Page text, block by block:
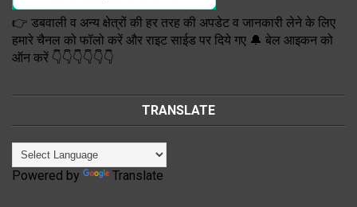
👉 डबवाली व अन्य क्षेत्रों की हर तरह की अपडेट व जानकारी लेने के लिए
हमारे चैनल को फॉलो करें और राइट साईड पर दिये गए 🔔 बेल आइकन को
ऑन करें 👇👇👇👇👇👇
TRANSLATE
Powered by Translate